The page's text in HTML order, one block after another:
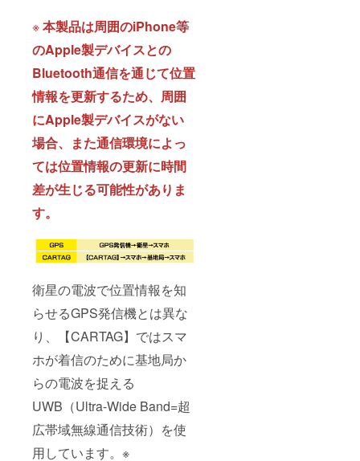
※本製品は周囲のiPhone等
のApple製デバイスとの
Bluetooth通信を通じて位置
情報を更新するため、 周囲
にApple製デバイスがない
場合、また通信環境によっ
ては位置情報の更新に時間
差が生じる可能性がありま
す。
衛星の電波で位置情報を知
らせるGPS発信機とは異な
り、【CARTAG】ではスマ
ホが着信のために基地局か
らの電波を捉える
UWB（Ultra-Wide Band=超
広帯域無線通信技術）を使
用しています。※